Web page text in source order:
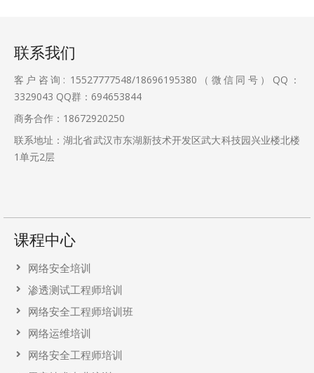
联系我们
客户咨询: 15527777548/18696195380（微信同号）QQ：
3329043 QQ群：694653844
商务合作：18672920250
联系地址：湖北省武汉市东湖新技术开发区武大科技园兴业楼北楼
1单元2层
课程中心
网络安全培训
渗透测试工程师培训
网络安全工程师培训班
网络运维培训
网络安全工程师培训